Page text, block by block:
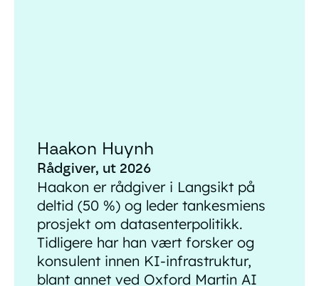
Haakon Huynh
Rådgiver, ut 2026
Haakon er rådgiver i Langsikt på
deltid (50 %) og leder tankesmiens
prosjekt om datasenterpolitikk.
Tidligere har han vært forsker og
konsulent innen KI-infrastruktur,
blant annet ved Oxford Martin AI